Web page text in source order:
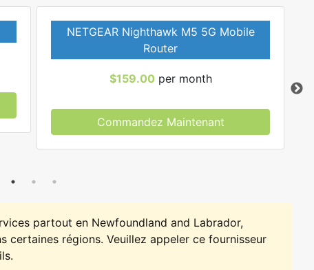
NETGEAR Nighthawk M5 5G Mobile
Router
$159.00 per month
Commandez Maintenant
partout en Newfoundland and Labrador,
certaines régions. Veuillez appeler ce fournisseur